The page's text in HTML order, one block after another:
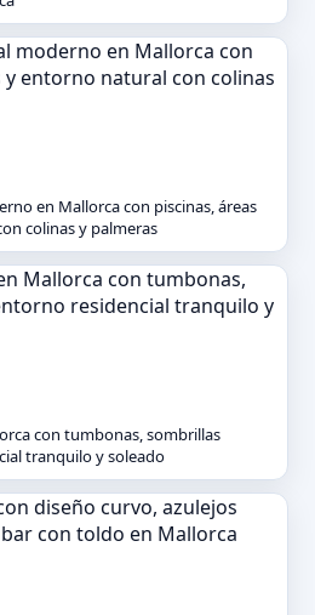
en Mallorca con piscinas, áreas
colinas y palmeras
con tumbonas, sombrillas
tranquilo y soleado